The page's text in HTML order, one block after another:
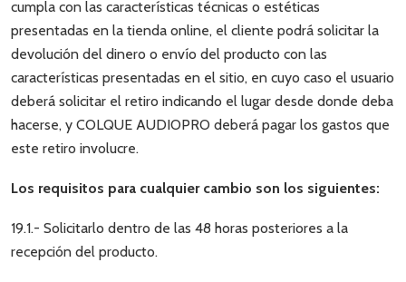
cumpla con las características técnicas o estéticas
presentadas en la tienda online, el cliente podrá solicitar la
devolución del dinero o envío del producto con las
características presentadas en el sitio, en cuyo caso el usuario
deberá solicitar el retiro indicando el lugar desde donde deba
hacerse, y COLQUE AUDIOPRO deberá pagar los gastos que
este retiro involucre.
Los requisitos para cualquier cambio son los siguientes:
19.1.- Solicitarlo dentro de las 48 horas posteriores a la
recepción del producto.